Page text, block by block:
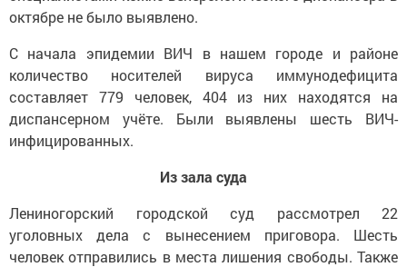
октябре не было выявлено.
С начала эпидемии ВИЧ в нашем городе и районе
количество носителей вируса иммунодефицита
составляет 779 человек, 404 из них находятся на
диспансерном учёте. Были выявлены шесть ВИЧ-
инфицированных.
Из зала суда
Лениногорский городской суд рассмотрел 22
уголовных дела с вынесением приговора. Шесть
человек отправились в места лишения свободы. Также